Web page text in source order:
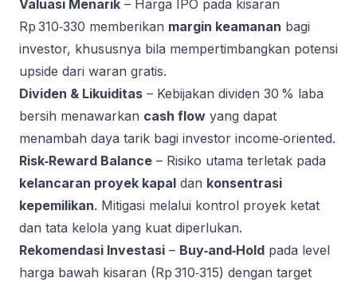
Valuasi Menarik – Harga IPO pada kisaran
Rp 310‑330 memberikan margin keamanan bagi
investor, khususnya bila mempertimbangkan potensi
upside dari waran gratis.
Dividen & Likuiditas – Kebijakan dividen 30 % laba
bersih menawarkan cash flow yang dapat
menambah daya tarik bagi investor income‑oriented.
Risk‑Reward Balance – Risiko utama terletak pada
kelancaran proyek kapal dan konsentrasi
kepemilikan. Mitigasi melalui kontrol proyek ketat
dan tata kelola yang kuat diperlukan.
Rekomendasi Investasi – Buy‑and‑Hold pada level
harga bawah kisaran (Rp 310‑315) dengan target